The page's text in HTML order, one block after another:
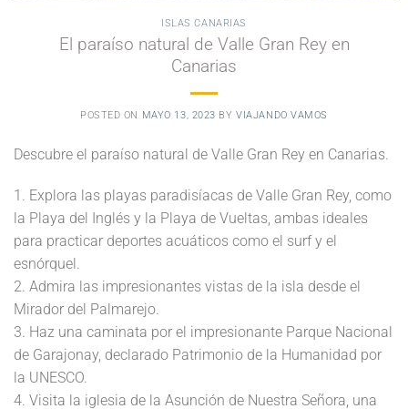
ISLAS CANARIAS
El paraíso natural de Valle Gran Rey en
Canarias
POSTED ON MAYO 13, 2023 BYVIAJANDO VAMOS
Descubre el paraíso natural de Valle Gran Rey en Canarias.
1. Explora las playas paradisíacas de Valle Gran Rey, como
la Playa del Inglés y la Playa de Vueltas, ambas ideales
para practicar deportes acuáticos como el surf y el
esnórquel.
2. Admira las impresionantes vistas de la isla desde el
Mirador del Palmarejo.
3. Haz una caminata por el impresionante Parque Nacional
de Garajonay, declarado Patrimonio de la Humanidad por
la UNESCO.
4. Visita la iglesia de la Asunción de Nuestra Señora, una